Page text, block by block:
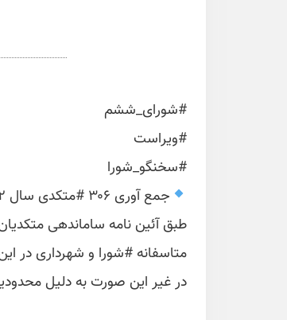
#شورای_ششم
#ویراست
#سخنگو_شورا
جمع آوری ۳۰۶ #متکدی سال ۱۴۰۲ توسط #شهرداری_اراک قابل تقدیر است اما…
طبق آئین نامه ساماندهی
متاسفانه #شورا و شهرداری در
در غیر این صورت به دلیل